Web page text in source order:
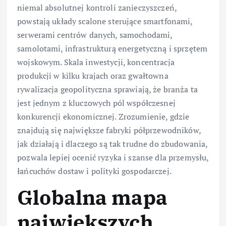
niemal absolutnej kontroli zanieczyszczeń,
powstają układy scalone sterujące smartfonami,
serwerami centrów danych, samochodami,
samolotami, infrastrukturą energetyczną i sprzętem
wojskowym. Skala inwestycji, koncentracja
produkcji w kilku krajach oraz gwałtowna
rywalizacja geopolityczna sprawiają, że branża ta
jest jednym z kluczowych pól współczesnej
konkurencji ekonomicznej. Zrozumienie, gdzie
znajdują się największe fabryki półprzewodników,
jak działają i dlaczego są tak trudne do zbudowania,
pozwala lepiej ocenić ryzyka i szanse dla przemysłu,
łańcuchów dostaw i polityki gospodarczej.
Globalna mapa